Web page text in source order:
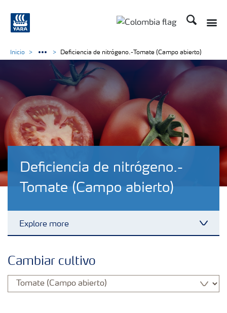
Buscar
Deficiencia de nitrógeno.-
Tomate (Campo abierto)
Explore more
Productos
Inicio Deficiencia de nitrógeno.-Tomate (Campo abierto)
Cambiar cultivo